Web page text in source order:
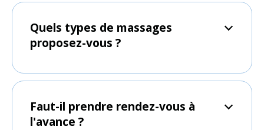
Quels types de massages
proposez-vous ?
Faut-il prendre rendez-vous à
l'avance ?